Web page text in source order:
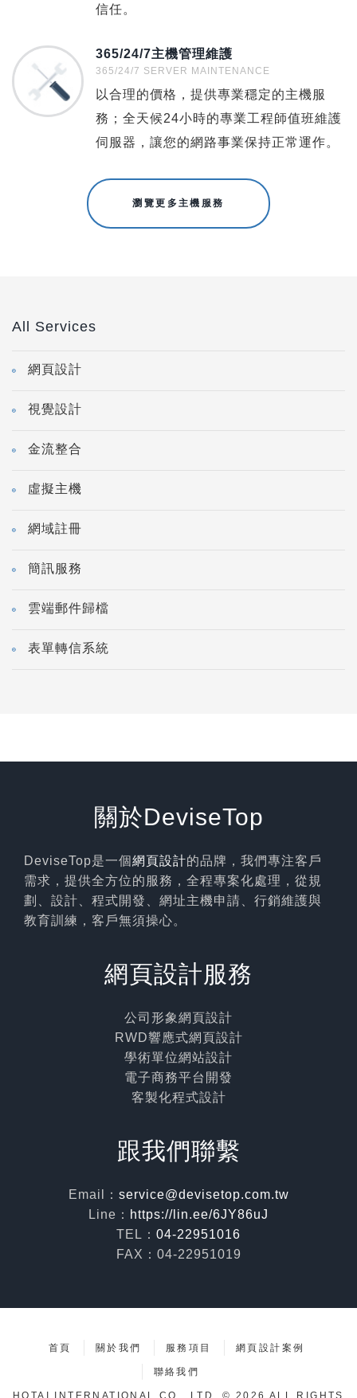
信任。
365/24/7主機管理維護
365/24/7 SERVER MAINTENANCE
以合理的價格，提供專業穩定的主機服
務；全天候24小時的專業工程師值班維護
伺服器，讓您的網路事業保持正常運作。
瀏覽更多主機服務
All Services
網頁設計
視覺設計
金流整合
虛擬主機
網域註冊
簡訊服務
雲端郵件歸檔
表單轉信系統
關於DeviseTop
DeviseTop是一個 網頁設計的品牌，我們專注客戶
需求，提供全方位的服務，全程專案化處理，從規
劃、設計、程式開發、網址主機申請、行銷維護與
教育訓練，客戶無須操心。
網頁設計服務
公司形象網頁設計
RWD響應式網頁設計
學術單位網站設計
電子商務平台開發
客製化程式設計
跟我們聯繫
Email： service@devisetop.com.tw
Line： https://lin.ee/6JY86uJ
TEL： 04-22951016
FAX：04-22951019
首頁 關於我們 服務項目 網頁設計案例
聯絡我們
HOTAI INTERNATIONAL CO., LTD. © 2026 ALL RIGHTS